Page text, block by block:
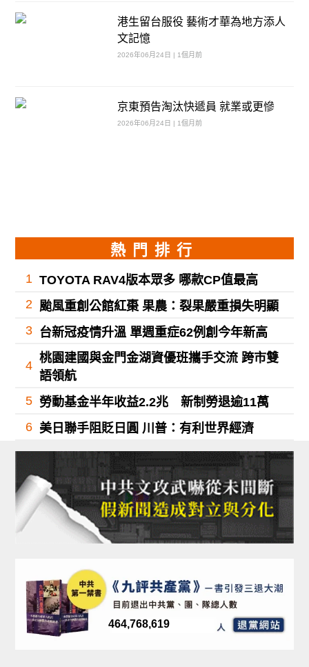
港生留台服役 藝術才華為地方添人
文記憶
2026年06月24日 | 1個月前
京東預告淘汰快遞員 就業或更慘
2026年06月24日 | 1個月前
熱門排行
1 TOYOTA RAV4版本眾多 哪款CP值最高
2 颱風重創公館紅棗 果農：裂果嚴重損失明顯
3 台新冠疫情升溫 單週重症62例創今年新高
4
桃園建國與金門金湖資優班攜手交流 跨市雙
語領航
5 勞動基金半年收益2.2兆 新制勞退逾11萬
6 美日聯手阻貶日圓 川普：有利世界經濟
464,768,619